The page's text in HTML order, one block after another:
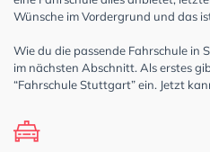
Wünsche im Vordergrund und das
Wie du die passende Fahrschule
im nächsten Abschnitt. Als erstes
“Fahrschule Stuttgart” ein. Jetzt